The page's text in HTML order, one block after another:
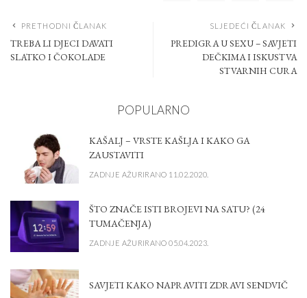
PRETHODNI ČLANAK
TREBA LI DJECI DAVATI
SLATKO I ČOKOLADE
SLJEDEĆI ČLANAK
PREDIGRA U SEXU – SAVJETI
DEČKIMA I ISKUSTVA
STVARNIH CURA
POPULARNO
KAŠALJ – VRSTE KAŠLJA I KAKO GA
ZAUSTAVITI
ZADNJE AŽURIRANO 11.02.2020.
ŠTO ZNAČE ISTI BROJEVI NA SATU? (24
TUMAČENJA)
ZADNJE AŽURIRANO 05.04.2023.
SAVJETI KAKO NAPRAVITI ZDRAVI SENDVIČ